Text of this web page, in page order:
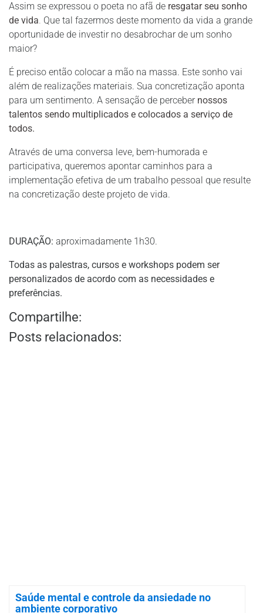
Assim se expressou o poeta no afã de resgatar seu sonho
de vida. Que tal fazermos deste momento da vida a grande
oportunidade de investir no desabrochar de um sonho
maior?
É preciso então colocar a mão na massa. Este sonho vai
além de realizações materiais. Sua concretização aponta
para um sentimento. A sensação de perceber nossos
talentos sendo multiplicados e colocados a serviço de
todos.
Através de uma conversa leve, bem-humorada e
participativa, queremos apontar caminhos para a
implementação efetiva de um trabalho pessoal que resulte
na concretização deste projeto de vida.
DURAÇÃO: aproximadamente 1h30.
Todas as palestras, cursos e workshops podem ser
personalizados de acordo com as necessidades e
preferências.
Compartilhe:
Posts relacionados:
Saúde mental e controle da ansiedade no
ambiente corporativo